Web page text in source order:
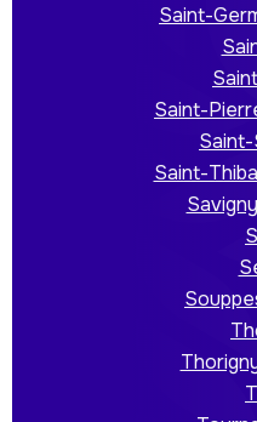
Saint-
Saint-
Saint-